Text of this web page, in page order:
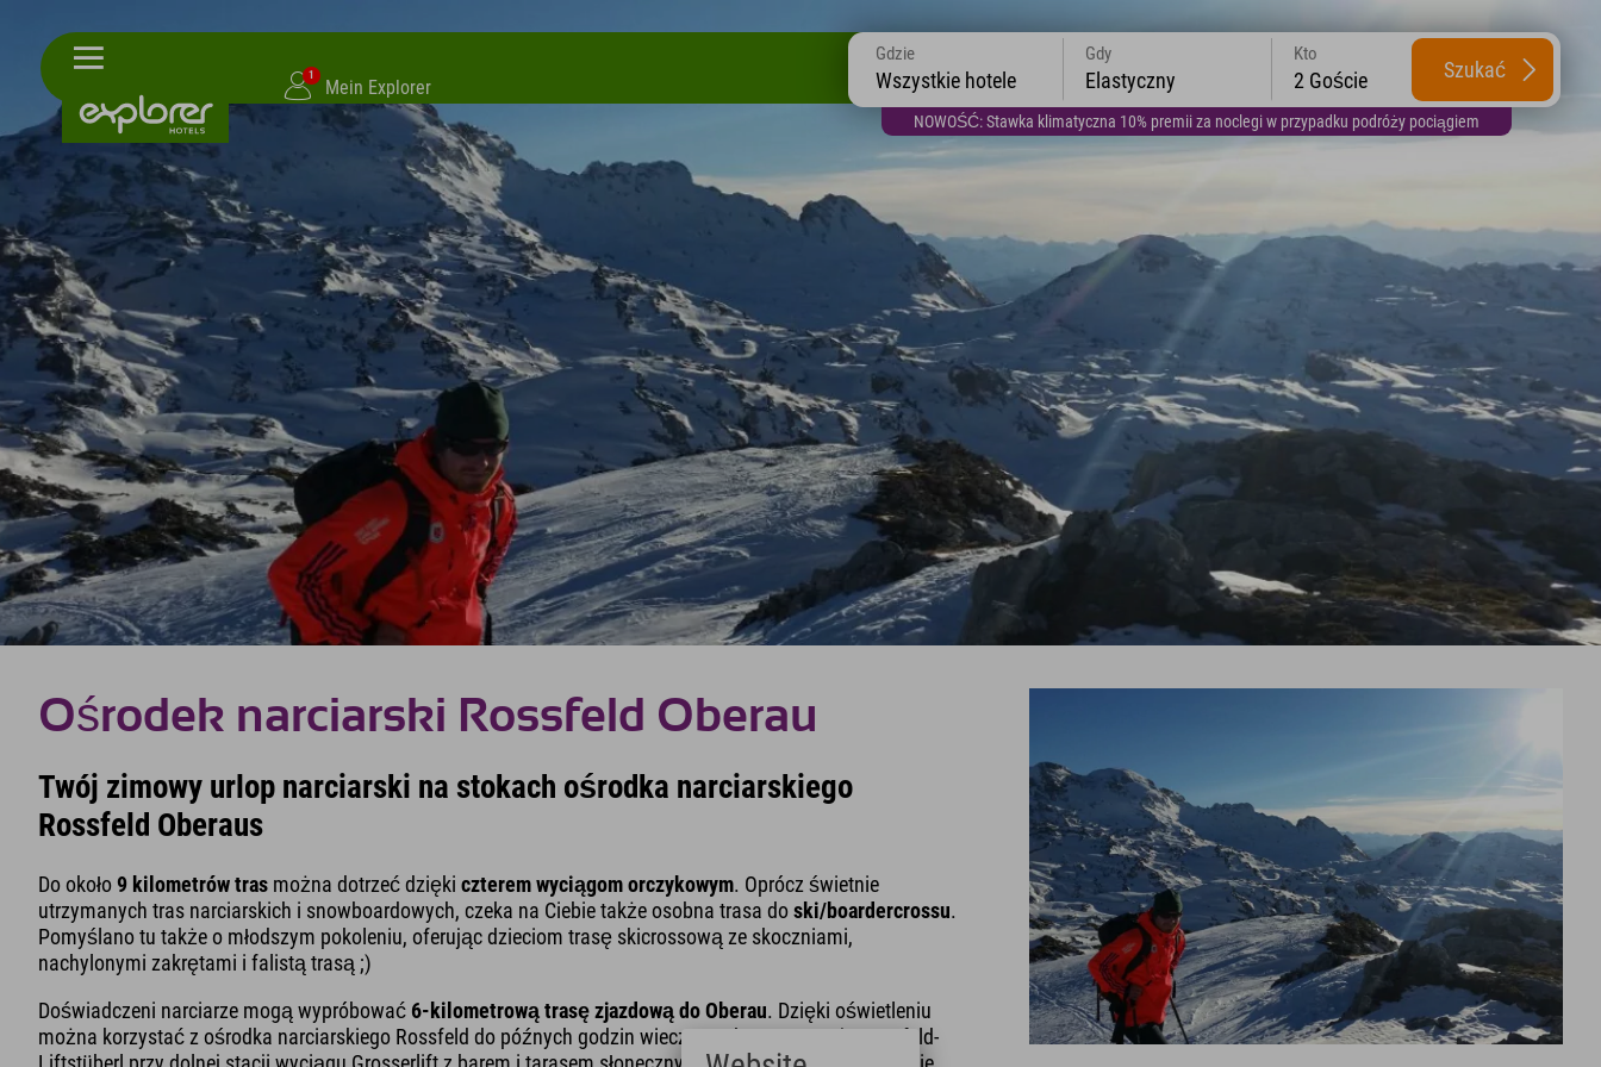
1
Mein Explorer
NOWOŚĆ: Stawka klimatyczna 10% premii za noclegi w przypadku podróży pociągiem
Gdzie
Wszystkie hotele
Gdy
Elastyczny
Kto
2 Goście Szukać
Ośrodek narciarski Rossfeld Oberau
Twój zimowy urlop narciarski na stokach ośrodka narciarskiego
Rossfeld Oberaus
Do około9 kilometrów tras można dotrzeć dzięki czterem wyciągom orczykowym. Oprócz świetnie
utrzymanych tras narciarskich i snowboardowych, czeka na Ciebie także osobna trasa doski/boardercrossu.
Pomyślano tu także o młodszym pokoleniu, oferując dzieciom trasę skicrossową ze skoczniami,
nachylonymi zakrętami i falistą trasą ;)
Doświadczeni narciarze mogą wypróbować 6-kilometrową trasę zjazdową do Oberau. Dzięki oświetleniu
można korzystać z ośrodka narciarskiego Rossfeld do późnych godzin wieczornych. Restauracja Rossfeld-